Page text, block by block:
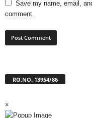
Save my name, email,
comment.
RO.NO. 13954/86
×